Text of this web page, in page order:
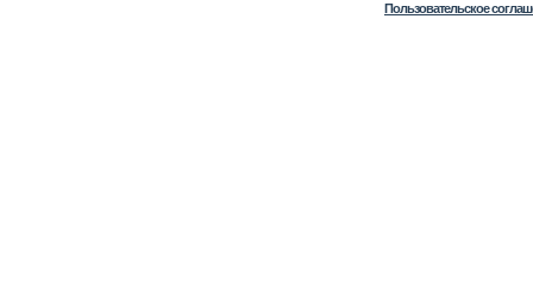
Пользовательское